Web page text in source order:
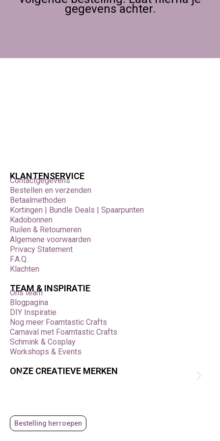
gegevens achter.
KLANTENSERVICE
Contactgegevens
Bestellen en verzenden
Betaalmethoden
Kortingen | Bundle Deals | Spaarpunten
Kadobonnen
Ruilen & Retourneren
Algemene voorwaarden
Privacy Statement
F.A.Q.
Klachten
TEAM & INSPIRATIE
Ons team
Blogpagina
DIY Inspiratie
Nog meer Foamtastic Crafts
Carnaval met Foamtastic Crafts
Schmink & Cosplay
Workshops & Events
ONZE CREATIEVE MERKEN
Bestelling herroepen